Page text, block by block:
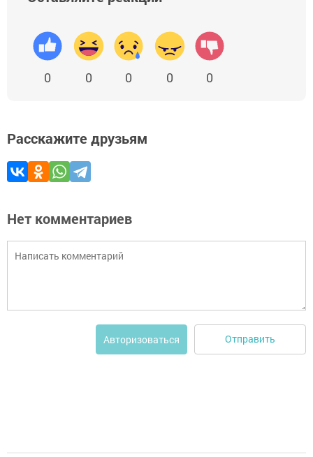
0 0 0 0 0
Расскажите друзьям
Нет комментариев
Авторизоваться Отправить